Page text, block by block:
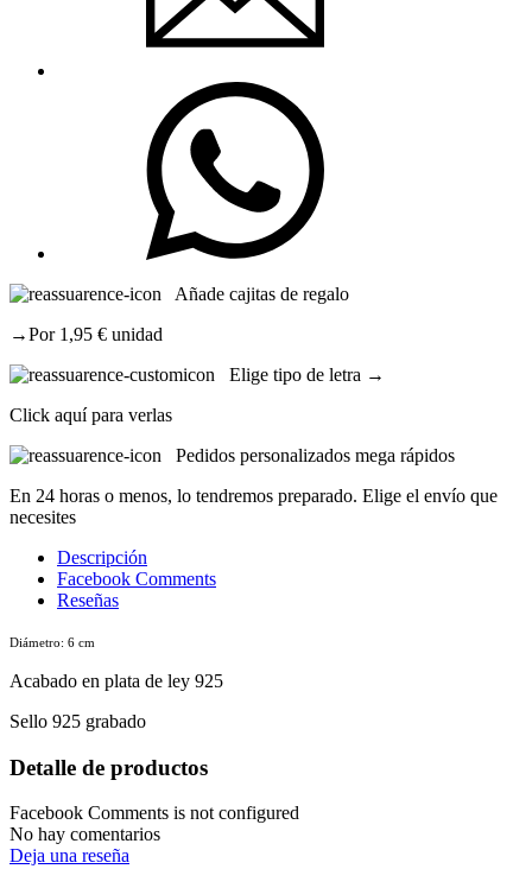
Añade cajitas de regalo
→Por 1,95 € unidad
Elige tipo de letra →
Click aquí para verlas
Pedidos personalizados mega rápidos
En 24 horas o menos, lo tendremos preparado. Elige el envío que
necesites
Descripción
Facebook Comments
Reseñas
Diámetro: 6 cm
Acabado en plata de ley 925
Sello 925 grabado
Detalle de productos
Facebook Comments is not configured
No hay comentarios
Deja una reseña